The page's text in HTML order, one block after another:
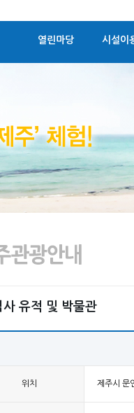
열린마당 시설이
유적 및 박물관
위치 제주시 문